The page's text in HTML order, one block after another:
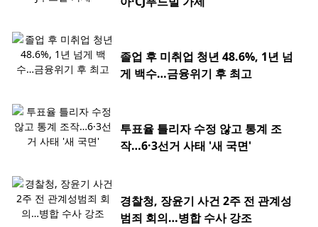
졸업 후 미취업 청년 48.6%, 1년 넘
게 백수…금융위기 후 최고
투표율 틀리자 수정 않고 통계 조
작…6·3선거 사태 '새 국면'
경찰청, 장윤기 사건 2주 전 관계성
범죄 회의…병합 수사 강조